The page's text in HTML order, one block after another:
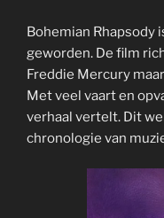
Bohemian Rhapsody
geworden. De film
Freddie Mercury
Met veel vaart en
verhaal vertelt. Dit
chronologie van